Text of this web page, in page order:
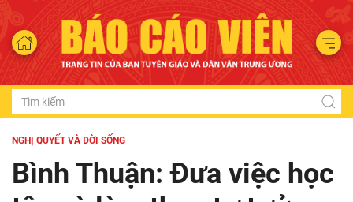
NGHỊ QUYẾT VÀ ĐỜI SỐNG
Bình Thuận: Đưa việc học